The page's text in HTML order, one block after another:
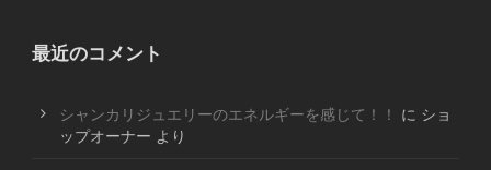
最近のコメント
シャンカリジュエリーのエネルギーを感じて！！ に ショ
ップオーナー より